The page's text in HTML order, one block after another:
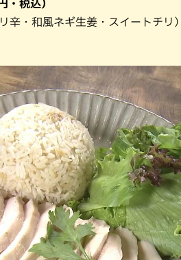
・税込）
辛・和風ネギ生姜・スイートチリ）